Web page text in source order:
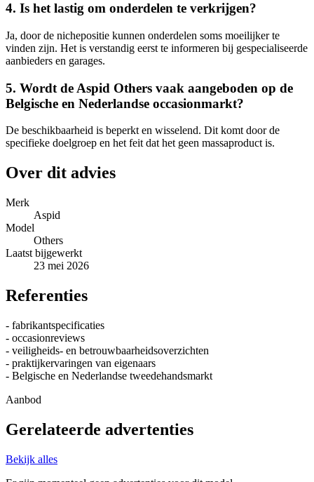
4. Is het lastig om onderdelen te verkrijgen?
Ja, door de nichepositie kunnen onderdelen soms moeilijker te
vinden zijn. Het is verstandig eerst te informeren bij gespecialiseerde
aanbieders en garages.
5. Wordt de Aspid Others vaak aangeboden op de
Belgische en Nederlandse occasionmarkt?
De beschikbaarheid is beperkt en wisselend. Dit komt door de
specifieke doelgroep en het feit dat het geen massaproduct is.
Over dit advies
Merk
Aspid
Model
Others
Laatst bijgewerkt
23 mei 2026
Referenties
- fabrikantspecificaties
- occasionreviews
- veiligheids- en betrouwbaarheidsoverzichten
- praktijkervaringen van eigenaars
- Belgische en Nederlandse tweedehandsmarkt
Aanbod
Gerelateerde advertenties
Bekijk alles